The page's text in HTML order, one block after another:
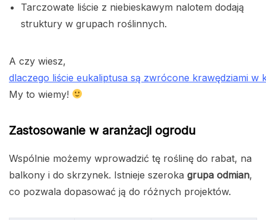
Tarczowate liście z niebieskawym nalotem dodają
struktury w grupach roślinnych.
A czy wiesz,
dlaczego liście eukaliptusa są zwrócone krawędziami w
My to wiemy!
Zastosowanie w aranżacji ogrodu
Wspólnie możemy wprowadzić tę roślinę do rabat, na
balkony i do skrzynek. Istnieje szeroka grupa odmian,
co pozwala dopasować ją do różnych projektów.